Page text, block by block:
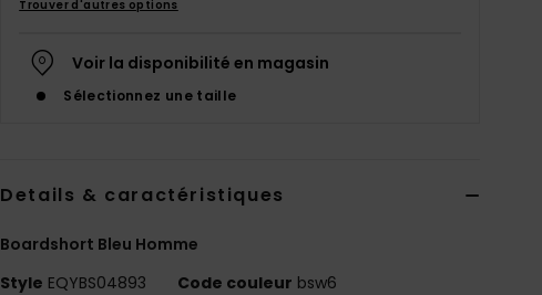
Trouver d'autres options
Voir la disponibilité en magasin
Sélectionnez une taille
Details & caractéristiques
Boardshort Bleu Homme
Style EQYBS04893 Code couleur bsw6